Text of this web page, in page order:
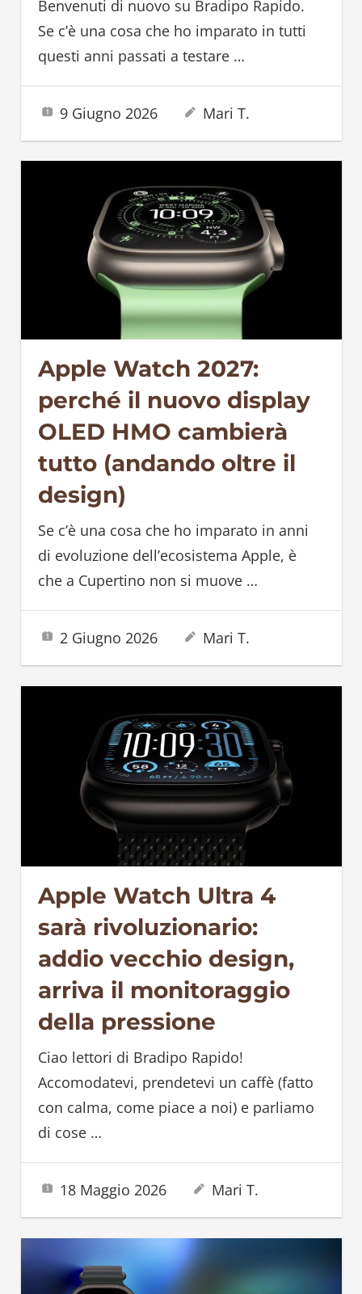
Benvenuti di nuovo su Bradipo Rapido.
Se c’è una cosa che ho imparato in tutti
questi anni passati a testare …
9 Giugno 2026 Mari T.
Apple Watch 2027:
perché il nuovo display
OLED HMO cambierà
tutto (andando oltre il
design)
Se c’è una cosa che ho imparato in anni
di evoluzione dell’ecosistema Apple, è
che a Cupertino non si muove …
2 Giugno 2026 Mari T.
Apple Watch Ultra 4
sarà rivoluzionario:
addio vecchio design,
arriva il monitoraggio
della pressione
Ciao lettori di Bradipo Rapido!
Accomodatevi, prendetevi un caffè (fatto
con calma, come piace a noi) e parliamo
di cose …
18 Maggio 2026 Mari T.